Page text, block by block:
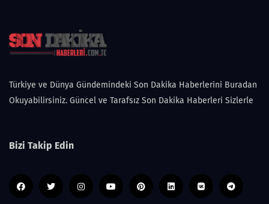
Türkiye ve Dünya Gündemindeki Son Dakika Haberlerini Buradan
Okuyabilirsiniz. Güncel ve Tarafsız Son Dakika Haberleri Sizlerle
Bizi Takip Edin